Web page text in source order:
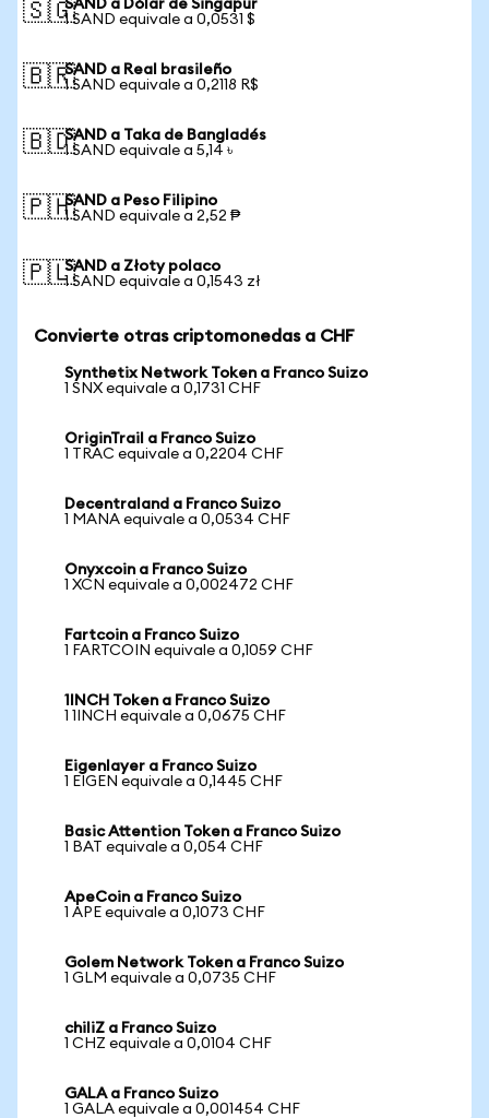
🇸🇬SAND a Dólar de Singapur
1 SAND equivale a 0,0531 $
🇧🇷SAND a Real brasileño
1 SAND equivale a 0,2118 R$
🇧🇩SAND a Taka de Bangladés
1 SAND equivale a 5,14 ৳
🇵🇭SAND a Peso Filipino
1 SAND equivale a 2,52 ₱
🇵🇱SAND a Złoty polaco
1 SAND equivale a 0,1543 zł
Convierte otras criptomonedas a CHF
Synthetix Network Token a Franco Suizo
1 SNX equivale a 0,1731 CHF
OriginTrail a Franco Suizo
1 TRAC equivale a 0,2204 CHF
Decentraland a Franco Suizo
1 MANA equivale a 0,0534 CHF
Onyxcoin a Franco Suizo
1 XCN equivale a 0,002472 CHF
Fartcoin a Franco Suizo
1 FARTCOIN equivale a 0,1059 CHF
1INCH Token a Franco Suizo
1 1INCH equivale a 0,0675 CHF
Eigenlayer a Franco Suizo
1 EIGEN equivale a 0,1445 CHF
Basic Attention Token a Franco Suizo
1 BAT equivale a 0,054 CHF
ApeCoin a Franco Suizo
1 APE equivale a 0,1073 CHF
Golem Network Token a Franco Suizo
1 GLM equivale a 0,0735 CHF
chiliZ a Franco Suizo
1 CHZ equivale a 0,0104 CHF
GALA a Franco Suizo
1 GALA equivale a 0,001454 CHF